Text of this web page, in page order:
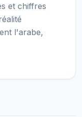
et chiffres
l'arabe,